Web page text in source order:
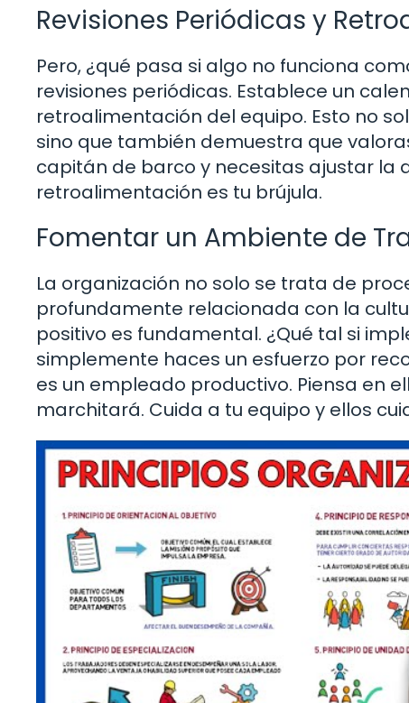
Revisiones Periódicas y
Pero, ¿qué pasa si algo no funciona
revisiones periódicas. Establece un
retroalimentación del equipo. Esto no
sino que también demuestra que
capitán de barco y necesitas ajustar la
retroalimentación es tu brújula.
Fomentar un Ambiente de
La organización no solo se trata de
profundamente relacionada con la
positivo es fundamental. ¿Qué tal si
simplemente haces un esfuerzo por
es un empleado productivo. Piensa en
marchitará. Cuida a tu equipo y ellos